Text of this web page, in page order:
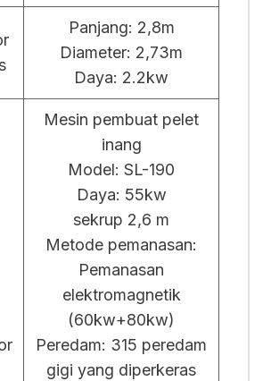
Panjang: 2,8m
Diameter: 2,73m
Daya: 2.2kw
Mesin pembuat pelet
inang
Model: SL-190
Daya: 55kw
sekrup 2,6 m
Metode pemanasan:
Pemanasan
elektromagnetik
(60kw+80kw)
Peredam: 315 peredam
gigi yang diperkeras